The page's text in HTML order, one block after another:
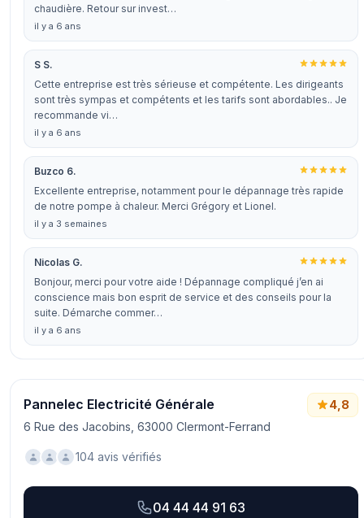
chaudière. Retour sur invest…
il y a 6 ans
S S.
Cette entreprise est très sérieuse et compétente. Les dirigeants
sont très sympas et compétents et les tarifs sont abordables.. Je
recommande vi…
il y a 6 ans
Buzco 6.
Excellente entreprise, notamment pour le dépannage très rapide
de notre pompe à chaleur. Merci Grégory et Lionel.
il y a 3 semaines
Nicolas G.
Bonjour, merci pour votre aide ! Dépannage compliqué j’en ai
conscience mais bon esprit de service et des conseils pour la
suite. Démarche commer…
il y a 6 ans
Pannelec Electricité Générale
6 Rue des Jacobins, 63000 Clermont-Ferrand
4,8
104 avis vérifiés
04 44 44 91 63